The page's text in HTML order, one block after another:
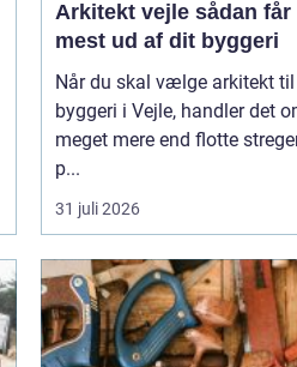
Arkitekt vejle sådan får du
mest ud af dit byggeri
Når du skal vælge arkitekt
byggeri i Vejle, handler det
meget mere end flotte
p...
31 juli 2026